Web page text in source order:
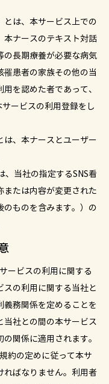
は、本サービス上での
本ナースのテキスト対話
の長期療養が必要な病気
罹患者の家族その他の当
を認めた者であって、
ービスの利用登録をし
、本ナースとユーザー
、当社の指定するSNS看
または内容が変更された
のものを含みます。）の
ービスの利用に関する
スの利用に関する当社と
義務関係を定めることを
当社との間の本サービス
関係に適用されます。
約の定めに従って本サ
ればなりません。利用者